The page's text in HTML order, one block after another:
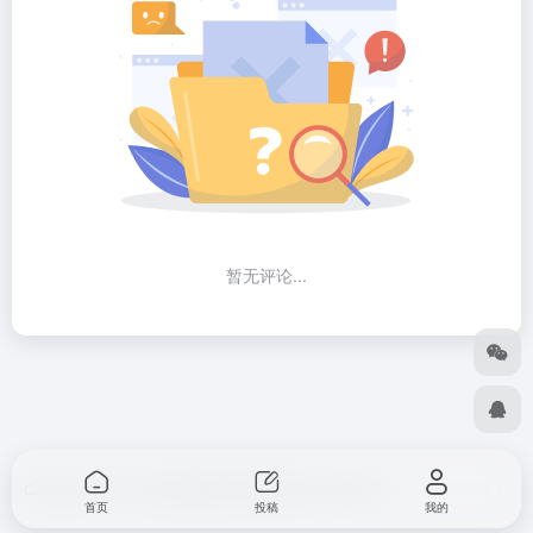
暂无评论...
Copyright © 2026 冀ICP备2025118063号-1
首页 投稿 我的